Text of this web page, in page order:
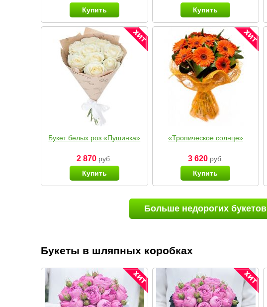
Купить
Купить
Букет белых роз «Пушинка»
2 870 руб.
Купить
«Тропическое солнце»
3 620руб.
Купить
Больше недорогих букетов
Букеты в шляпных коробках